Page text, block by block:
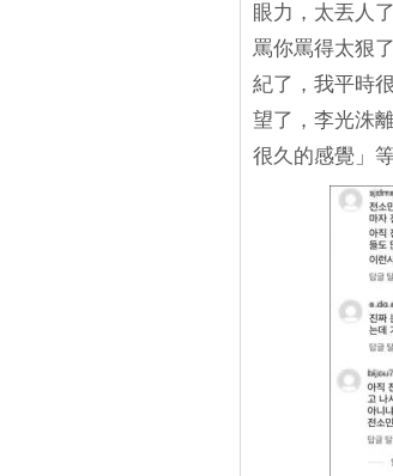
眼力，太丟人
罵你罵得太狠
紀了，我平時
望了，李光洙
很久的感覺」等